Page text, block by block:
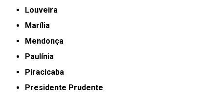
Louveira
Marília
Mendonça
Paulínia
Piracicaba
Presidente Prudente